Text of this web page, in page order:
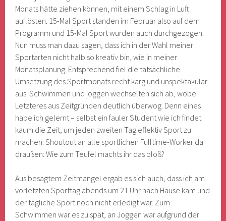
Monats hätte ziehen können, mit einem Schlag in Luft
auflösten. 15-Mal Sport standen im Februar also auf dem
Programm und 15-Mal Sport wurden auch durchgezogen.
Nun muss man dazu sagen, dass ich in der Wahl meiner
Sportarten nicht halb so kreativ bin, wie in meiner
Monatsplanung. Entsprechend fiel die tatsächliche
Umsetzung des Sportmonats recht karg und unspektakulär
aus. Schwimmen und joggen wechselten sich ab, wobei
Letzteres aus Zeitgründen deutlich überwog. Denn eines
habe ich gelernt – selbst ein fauler Student wie ich findet
kaum die Zeit, um jeden zweiten Tag effektiv Sport zu
machen. Shoutout an alle sportlichen Fulltime-Worker da
draußen: Wie zum Teufel machts ihr das bloß?
Aus besagtem Zeitmangel ergab es sich auch, dass ich am
vorletzten Sporttag abends um 21 Uhr nach Hause kam und
der tägliche Sport noch nicht erledigt war. Zum
Schwimmen war es zu spät, an Joggen war aufgrund der